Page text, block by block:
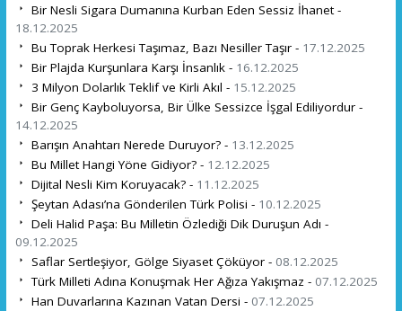
Bir Nesli Sigara Dumanına Kurban Eden Sessiz İhanet -
18.12.2025
Bu Toprak Herkesi Taşımaz, Bazı Nesiller Taşır - 17.12.2025
Bir Plajda Kurşunlara Karşı İnsanlık - 16.12.2025
3 Milyon Dolarlık Teklif ve Kirli Akıl - 15.12.2025
Bir Genç Kayboluyorsa, Bir Ülke Sessizce İşgal Ediliyordur -
14.12.2025
Barışın Anahtarı Nerede Duruyor? - 13.12.2025
Bu Millet Hangi Yöne Gidiyor? - 12.12.2025
Dijital Nesli Kim Koruyacak? - 11.12.2025
Şeytan Adası’na Gönderilen Türk Polisi - 10.12.2025
Deli Halid Paşa: Bu Milletin Özlediği Dik Duruşun Adı -
09.12.2025
Saflar Sertleşiyor, Gölge Siyaset Çöküyor - 08.12.2025
Türk Milleti Adına Konuşmak Her Ağıza Yakışmaz - 07.12.2025
Han Duvarlarına Kazınan Vatan Dersi - 07.12.2025